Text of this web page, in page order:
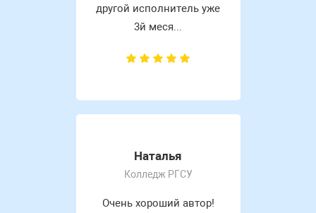
другой исполнитель уже
3й меся...
Наталья
Колледж РГСУ
Очень хороший автор!